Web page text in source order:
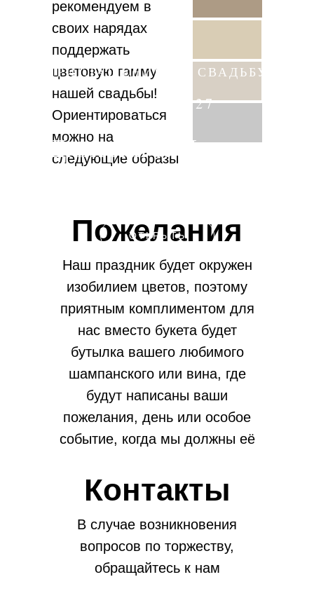
ПРИГЛАШЕНИЕ НА СВАДЬБУ
07 · 07 · 2027
Дмитрий & Наталья
ОТКРЫТЬ
рекомендуем в
своих нарядах
поддержать
цветовую гамму
нашей свадьбы!
Ориентироваться
можно на
следующие образы
Наш праздник будет окружен
изобилием цветов, поэтому
приятным комплиментом для
нас вместо букета будет
бутылка вашего любимого
шампанского или вина, где
будут написаны ваши
пожелания, день или особое
событие, когда мы должны её
Пожелания
В случае возникновения
вопросов по торжеству,
обращайтесь к нам
Контакты